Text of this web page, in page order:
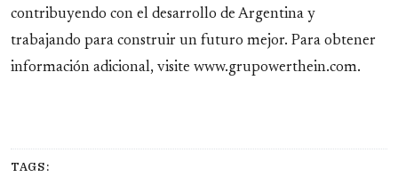
contribuyendo con el desarrollo de Argentina y
trabajando para construir un futuro mejor. Para obtener
información adicional, visite www.grupowerthein.com.
TAGS: